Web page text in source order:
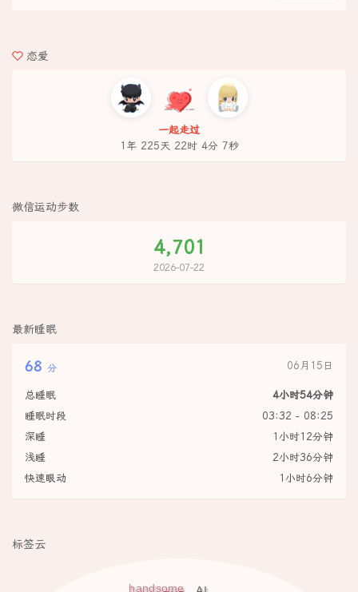
恋爱
一起走过
1年 225天 22时 4分 8秒
微信运动步数
4,701
2026-07-22
最新睡眠
68 分 06月15日
总睡眠
4小时54分钟
睡眠时段
03:32 - 08:25
深睡
1小时12分钟
浅睡
2小时36分钟
快速眼动
1小时6分钟
标签云
handsome AI